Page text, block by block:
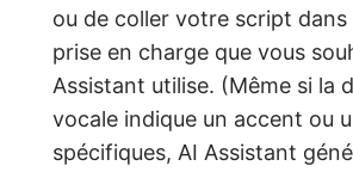
ou de coller votre script dans
prise en charge que vous
Assistant utilise. (Même si la
vocale indique un accent ou
spécifiques, AI Assistant